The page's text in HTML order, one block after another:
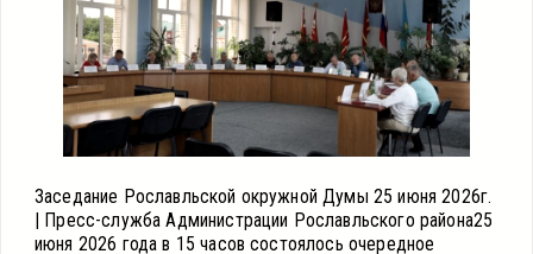
Заседание Рославльской окружной Думы 25 июня 2026г.
| Пресс-служба Администрации Рославльского района25
июня 2026 года в 15 часов состоялось очередное